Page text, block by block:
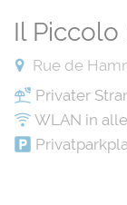
Il
Rue de
Privater
WLAN in